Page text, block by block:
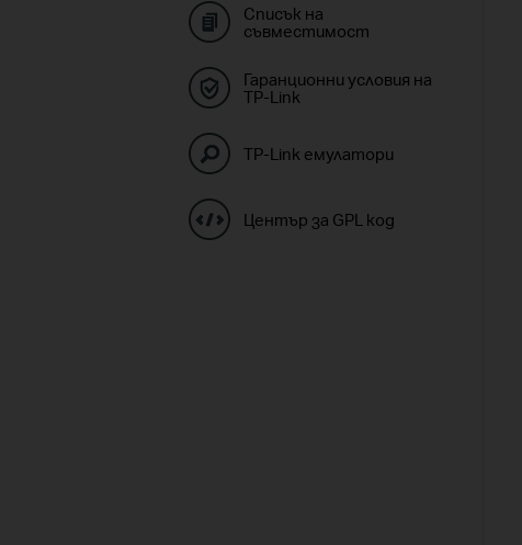
Списък на
съвместимост
Гаранционни условия на
TP-Link
TP-Link емулатори
Център за GPL код